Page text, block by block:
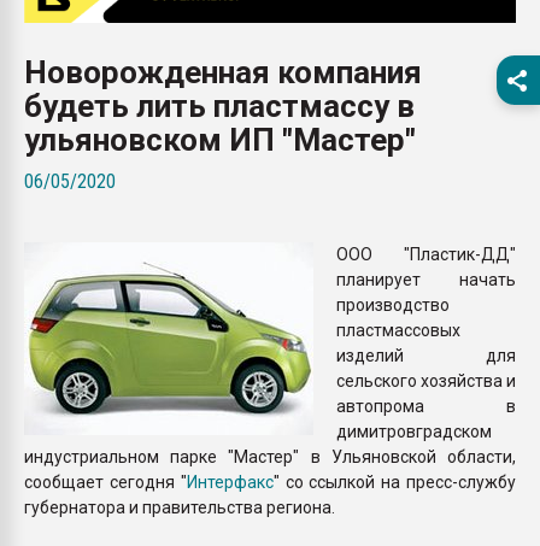
первый план в
28.07.2026
ситуацией на
Всё, что касается
Новорожденная компания
будеть лить пластмассу в
ульяновском ИП "Мастер"
06/05/2020
ООО "Пластик-ДД"
планирует начать
производство
пластмассовых
изделий для
сельского хозяйства и
автопрома в
димитровградском
индустриальном парке "Мастер" в Ульяновской области,
сообщает сегодня "Интерфакс" со ссылкой на пресс-службу
губернатора и правительства региона.